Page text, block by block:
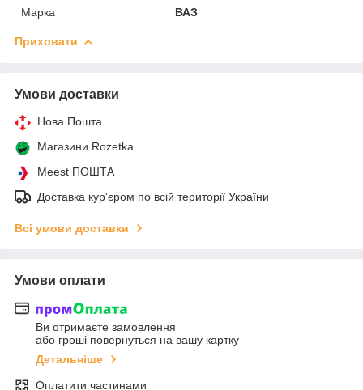
Марка
ВАЗ
Приховати
Умови доставки
Нова Пошта
Магазини Rozetka
Meest ПОШТА
Доставка кур'єром по всій території України
Всі умови доставки
Умови оплати
Ви отримаєте замовлення
або гроші повернуться на вашу картку
Детальніше
Оплатити частинами